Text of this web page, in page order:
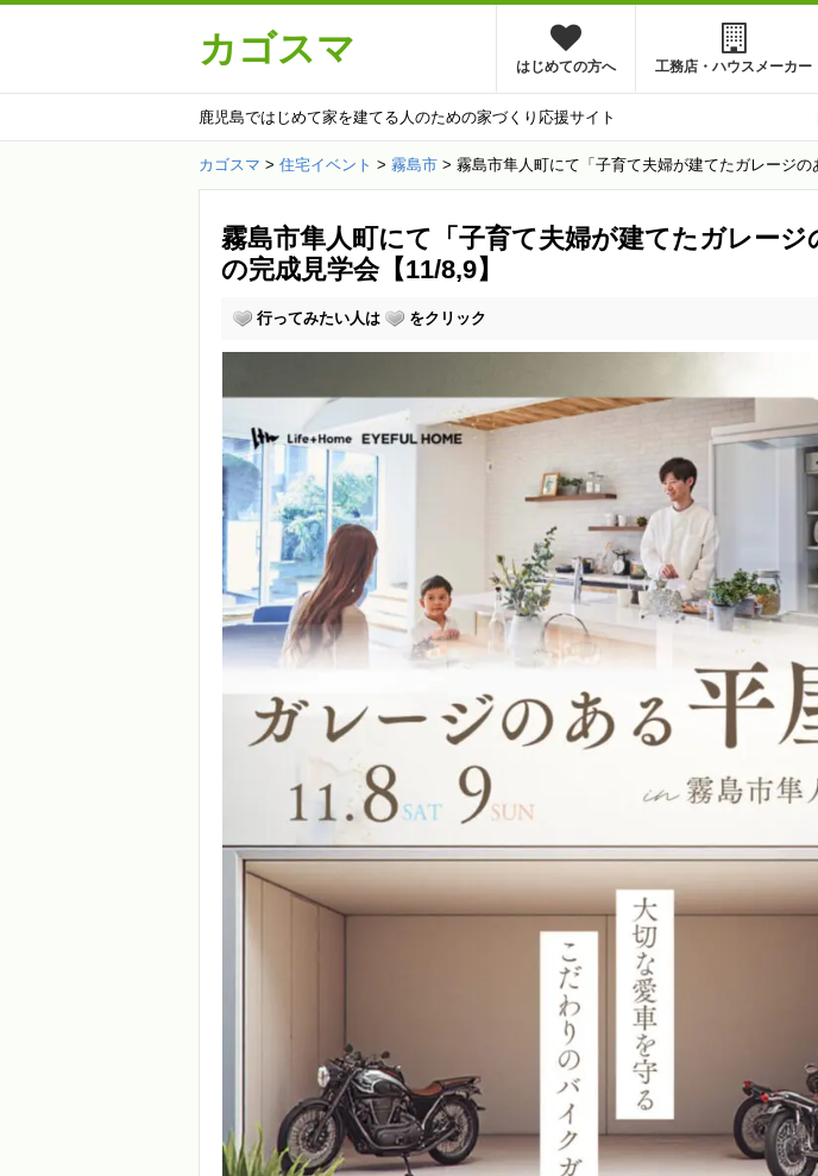
カゴスマ はじめての方へ 工務店・ハウスメーカー
鹿児島ではじめて家を建てる人のための家づくり応援サイト
カゴスマ > 住宅イベント > 霧島市 > 霧島市隼人町にて「子育て夫婦が建てたガレージの
霧島市隼人町にて「子育て夫婦が建てたガレージ
の完成見学会【11/8,9】
行ってみたい人は をクリック